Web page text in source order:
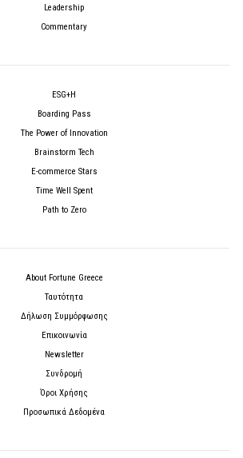
Leadership
Commentary
ESG+H
Boarding Pass
The Power of Innovation
Brainstorm Tech
E-commerce Stars
Time Well Spent
Path to Zero
About Fortune Greece
Ταυτότητα
Δήλωση Συμμόρφωσης
Επικοινωνία
Newsletter
Συνδρομή
Όροι Χρήσης
Προσωπικά Δεδομένα